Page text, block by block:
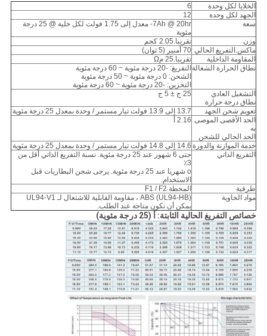
الخلايا لكل وحدة
6
الجهد لكل وحدة
12
سعة
7Ah @ 20hr- معدل إلى 1.75 فولت لكل خلية @ 25 درجة
مئوية
وزن
تقريبا.2.05 كجم
ماكس.التفريغ الحالي 70 أمبير (5 ثوان)
المقاومة الداخلية
تقريبا.25 مΩ
نطاق الحرارة الشغالة التفريغ: -20 درجة مئوية ~ 60 درجة مئوية
الشحن: 0 درجة مئوية ~ 50 درجة مئوية
التخزين: -20 درجة مئوية ~ 60 درجة مئوية
التشغيل العادي
نطاق درجة حرارة
25 ج ± 5 ج
تعويم شحن الجهد
13.7 إلى 13.9 فولت تيار مستمر / وحدة بمعدل 25 درجة مئوية
الحد الأقصى الموصى
به
الحد الحالي للشحن
2.16 أ
خدمة الموازنة والدورة 14.6 إلى 14.8 فولت تيار مستمر / وحدة بمعدل 25 درجة مئوية
التفريغ الذاتي
حتى 6 شهور عند 25 درجة مئوية. نسبة التفريغ الذاتي أقل من
3٪
o شهريا عند 25 درجة مئوية. يرجى شحن البطاريات قبل
الاستخدام.
طرفية
المحطة F1 / F2
مواد الحاوية
ABS (UL94-HB) ، مقاومة القابلية للاشتعال لـ UL94-V1
يمكن أن تكون متاحة عند الطلب.
خصائص التفريغ الحالية الثابتة: أ (25 درجة مئوية)